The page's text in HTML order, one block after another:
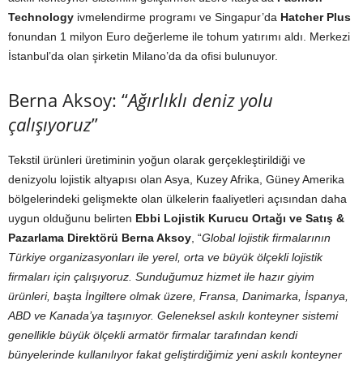
Technology ivmelendirme programı ve Singapur’da Hatcher Plus
fonundan 1 milyon Euro değerleme ile tohum yatırımı aldı. Merkezi
İstanbul’da olan şirketin Milano’da da ofisi bulunuyor.
Berna Aksoy: “Ağırlıklı deniz yolu
çalışıyoruz”
Tekstil ürünleri üretiminin yoğun olarak gerçekleştirildiği ve
denizyolu lojistik altyapısı olan Asya, Kuzey Afrika, Güney Amerika
bölgelerindeki gelişmekte olan ülkelerin faaliyetleri açısından daha
uygun olduğunu belirten Ebbi Lojistik Kurucu Ortağı ve Satış &
Pazarlama Direktörü Berna Aksoy , “Global lojistik firmalarının
Türkiye organizasyonları ile yerel, orta ve büyük ölçekli lojistik
firmaları için çalışıyoruz. Sunduğumuz hizmet ile hazır giyim
ürünleri, başta İngiltere olmak üzere, Fransa, Danimarka, İspanya,
ABD ve Kanada’ya taşınıyor. Geleneksel askılı konteyner sistemi
genellikle büyük ölçekli armatör firmalar tarafından kendi
bünyelerinde kullanılıyor fakat geliştirdiğimiz yeni askılı konteyner